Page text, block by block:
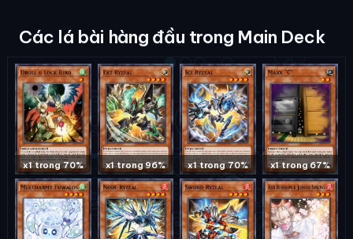
Các lá bài hàng đầu trong Main Deck
x1 trong 70% x1 trong 96% x1 trong 70% x1 trong 67%